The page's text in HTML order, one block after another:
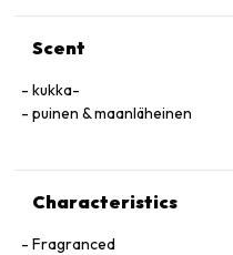
Scent
kukka-
puinen & maanläheinen
Characteristics
Fragranced